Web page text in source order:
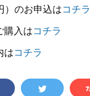
）のお申込はコチラ
購入はコチラ
はコチラ